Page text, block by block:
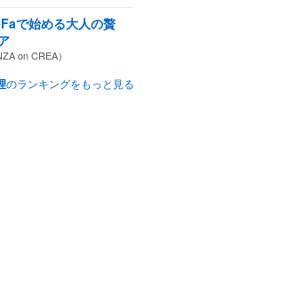
で始める大人の贅
on CREA）
のランキングをもっと見る